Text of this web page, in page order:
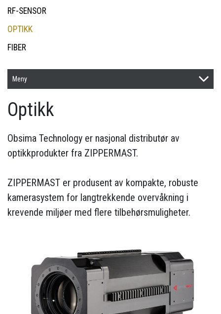
RF-SENSOR
OPTIKK
FIBER
Meny
Optikk
Obsima Technology er nasjonal distributør av
optikkprodukter fra ZIPPERMAST.
ZIPPERMAST er produsent av kompakte, robuste
kamerasystem for langtrekkende overvåkning i
krevende miljøer med flere tilbehørsmuligheter.